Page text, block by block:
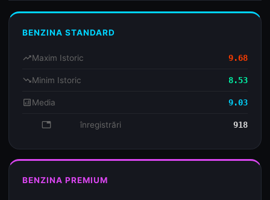
BENZINA STANDARD
trending_upMaxim Istoric 9.68
trending_downMinim Istoric 8.53
analyticsMedia 9.03
database înregistrări 918
BENZINA PREMIUM